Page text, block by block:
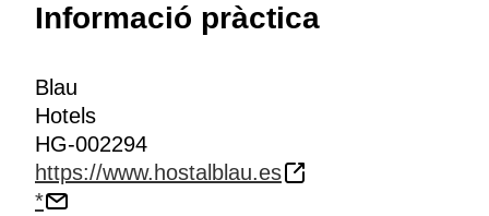
Informació pràctica
Blau
Hotels
HG-002294
https://www.hostalblau.es
*